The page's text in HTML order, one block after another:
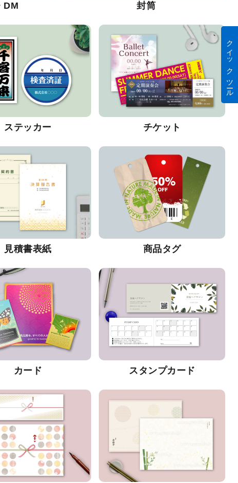
DM 封筒
ステッカー チケット
見積書表紙 商品タグ
カード スタンプカード
クイック ツール